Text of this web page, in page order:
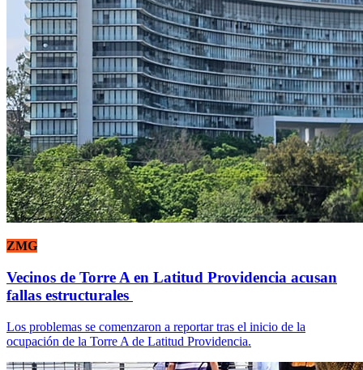
ZMG
Vecinos de Torre A en Latitud Providencia acusan
fallas estructurales
Los problemas se comenzaron a reportar tras el inicio de la
ocupación de la Torre A de Latitud Providencia.